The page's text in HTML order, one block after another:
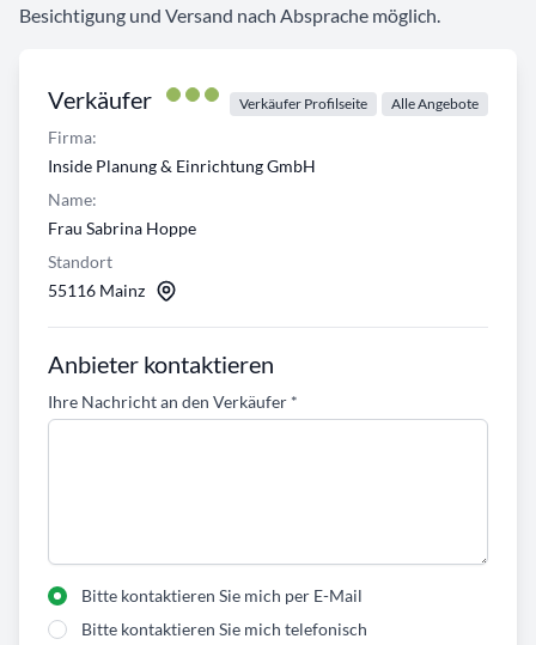
Verkäufer Verkäufer Profilseite Alle Angebote
Firma:
Inside Planung & Einrichtung GmbH
Name:
Frau Sabrina Hoppe
Standort
55116 Mainz
Anbieter kontaktieren
Ihre Nachricht an den Verkäufer *
Bitte kontaktieren Sie mich per E-Mail
Bitte kontaktieren Sie mich telefonisch
Besichtigung und Versand nach Absprache möglich.